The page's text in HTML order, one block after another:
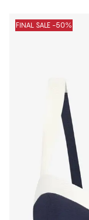
FINAL SALE -50%